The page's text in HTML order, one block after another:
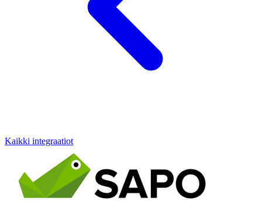
Kaikki integraatiot